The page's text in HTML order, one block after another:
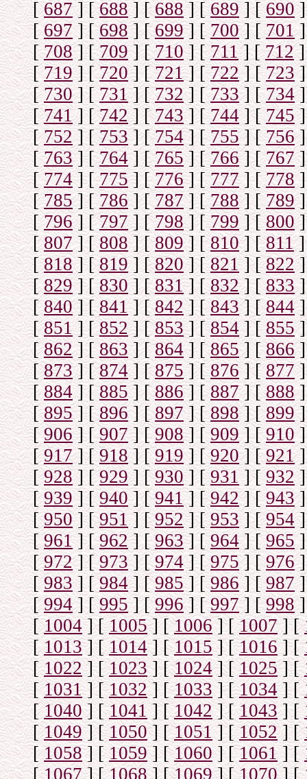
[687] [688] [688] [689] [690]
[697] [698] [699] [700] [701]
[708] [709] [710] [711] [712]
[719] [720] [721] [722] [723]
[730] [731] [732] [733] [734]
[741] [742] [743] [744] [745]
[752] [753] [754] [755] [756]
[763] [764] [765] [766] [767]
[ 774] [775] [776] [777] [778]
[785] [786] [787] [788] [789]
[796] [797] [798] [799] [ 800]
[807] [808] [809] [810] [811]
[818] [819] [820] [821] [822]
[829] [830] [831] [832] [833]
[840] [841] [842] [843] [844]
[851] [852] [853] [854] [ 855]
[862] [863] [864] [865] [866]
[873] [874] [875] [876] [877]
[884] [885] [886] [887] [888]
[895] [896] [897] [898] [899]
[906] [907] [908] [909] [910]
[917] [918] [ 919] [920] [921]
[928] [929] [930] [931] [932]
[939] [940] [941] [942] [943]
[950] [951] [952] [953] [954]
[961] [962] [963] [964] [965]
[972] [973] [974] [975] [976]
[983] [984] [985] [986] [987]
[994] [995] [996] [997] [998]
[1004] [1005] [1006] [1007] [
[1013] [1014] [1015] [1016] [
[1022] [1023] [1024] [1025] [
[1031] [1032] [1033 ] [1034] [
[1040] [1041] [1042] [1043] [
[1049] [1050] [1051] [1052] [
[1058] [1059] [1060] [1061] [
[1067] [1068] [1069] [1070] [